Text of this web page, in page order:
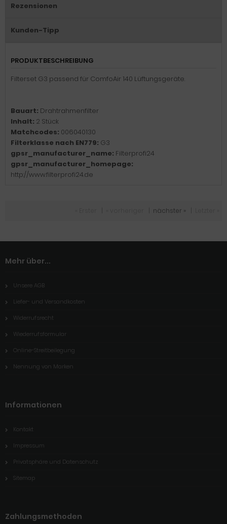
Rezensionen
Kunden-Tipp
PRODUKTBESCHREIBUNG
Filterset G3 passend für ComfoAir 140 Lüftungsgeräte.
Bauart: Drahtrahmenfilter
Inhalt: 2 Stück
Matchcodes: 006040130
Filterklasse nach EN779: G3
gpsr_manufacturer_name: Filterprofi24
gpsr_manufacturer_homepage:
http://www.filterprofi24.de
nächster »
Mehr über...
Unsere AGB
Liefer- und Versandkosten
Widerrufsrecht
Wiederrufsformular
Online-Streitbeilegung
Nennung von Marken
Informationen
Kontakt
Impressum
Privatsphäre und Datenschutz
Sitemap
Zahlungsmethoden